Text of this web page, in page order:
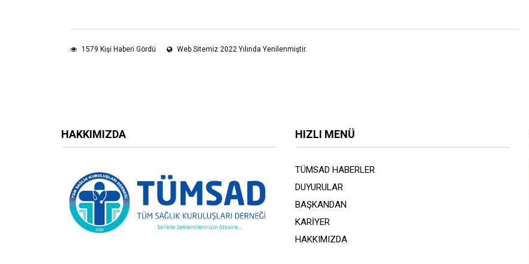
1579 Kişi Haberi Gördü Web Sitemiz 2022 Yılında Yenilenmiştir.
HAKKIMIZDA HIZLI MENÜ
TÜMSAD HABERLER
DUYURULAR
BAŞKANDAN
KARİYER
HAKKIMIZDA